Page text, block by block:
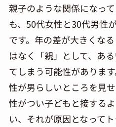
親子のような関係になっ
も、50代女性と30代男性
です。年の差が大きくな
はなく「親」として、あ
てしまう可能性がありま
性が男らしいところを見
性がつい子どもと接する
い、それが原因となって